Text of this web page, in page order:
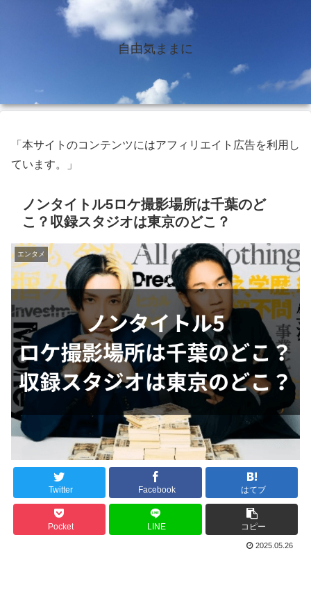
自由気ままに
「本サイトのコンテンツにはアフィリエイト広告を利用し
ています。」
ノンタイトル5ロケ撮影場所は千葉のど
こ？収録スタジオは東京のどこ？
エンタメ
Twitter Facebook はてブ
Pocket LINE コピー
2025.05.26